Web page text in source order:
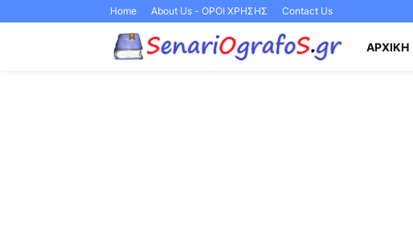
Home About Us - ΟΡΟΙ ΧΡΗΣΗΣ Contact Us
ΑΡΧΙΚΉ